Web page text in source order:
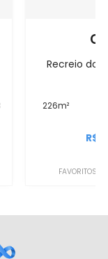
Recreio dos
226m²
R$
FAVORITOS